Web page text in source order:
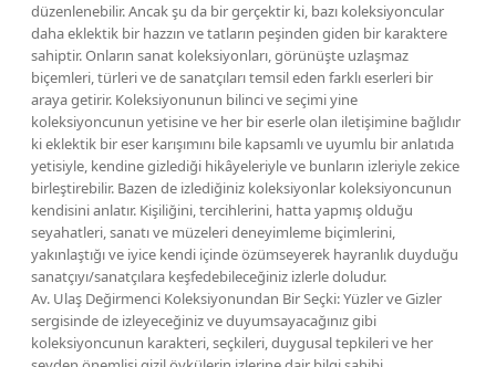
düzenlenebilir. Ancak şu da bir gerçektir ki, bazı koleksiyoncular
daha eklektik bir hazzın ve tatların peşinden giden bir karaktere
sahiptir. Onların sanat koleksiyonları, görünüşte uzlaşmaz
biçemleri, türleri ve de sanatçıları temsil eden farklı eserleri bir
araya getirir. Koleksiyonunun bilinci ve seçimi yine
koleksiyoncunun yetisine ve her bir eserle olan iletişimine bağlıdır
ki eklektik bir eser karışımını bile kapsamlı ve uyumlu bir anlatıda
yetisiyle, kendine gizlediği hikâyeleriyle ve bunların izleriyle zekice
birleştirebilir. Bazen de izlediğiniz koleksiyonlar koleksiyoncunun
kendisini anlatır. Kişiliğini, tercihlerini, hatta yapmış olduğu
seyahatleri, sanatı ve müzeleri deneyimleme biçimlerini,
yakınlaştığı ve iyice kendi içinde özümseyerek hayranlık duyduğu
sanatçıyı/sanatçılara keşfedebileceğiniz izlerle doludur.
Av. Ulaş Değirmenci Koleksiyonundan Bir Seçki: Yüzler ve Gizler
sergisinde de izleyeceğiniz ve duyumsayacağınız gibi
koleksiyoncunun karakteri, seçkileri, duygusal tepkileri ve her